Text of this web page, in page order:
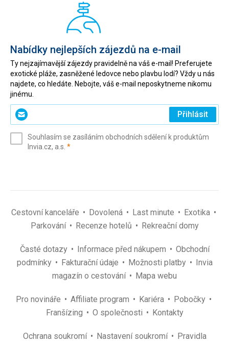
Nabídky nejlepších zájezdů na e-mail
Ty nejzajímavější zájezdy pravidelně na váš e-mail! Preferujete
exotické pláže, zasněžené ledovce nebo plavbu lodí? Vždy u nás
najdete, co hledáte. Nebojte, váš e-mail neposkytneme nikomu
jinému.
Zadejte
svůj
(povinné)
Přihlásit
Souhlasím se zasíláním obchodních sdělení k produktům
Invia.cz, a.s. *(povinné)
Cestovní kanceláře Dovolená Last minute
Exotika
Parkování
Recenze hotelů Rekreační domy
Časté dotazy Informace před nákupem
Obchodní
podmínky
Fakturační údaje Možnosti platby
Invia
magazín o cestování
Mapa webu
Pro novináře Affiliate program Kariéra
Pobočky
Franšízing
O společnosti Kontakty
Ochrana soukromí Nastavení soukromí
Pravidla